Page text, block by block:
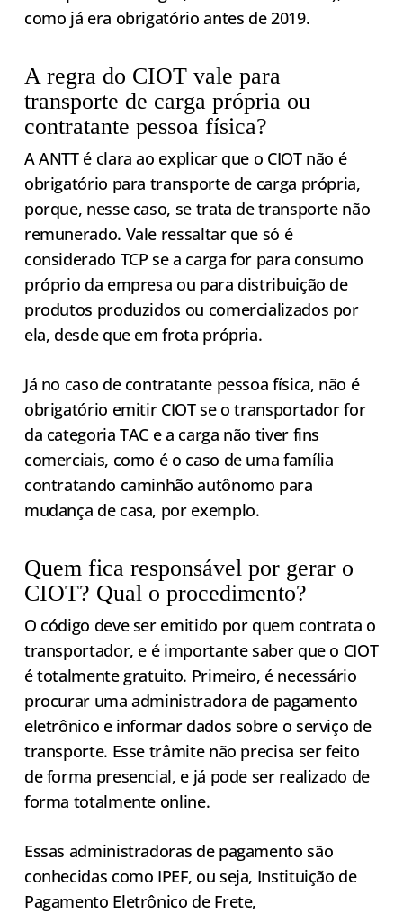
como já era obrigatório antes de 2019.
A regra do CIOT vale para
transporte de carga própria ou
contratante pessoa física?
A ANTT é clara ao explicar que o CIOT não é
obrigatório para transporte de carga própria,
porque, nesse caso, se trata de transporte não
remunerado. Vale ressaltar que só é
considerado TCP se a carga for para consumo
próprio da empresa ou para distribuição de
produtos produzidos ou comercializados por
ela, desde que em frota própria.
Já no caso de contratante pessoa física, não é
obrigatório emitir CIOT se o transportador for
da categoria TAC e a carga não tiver fins
comerciais, como é o caso de uma família
contratando caminhão autônomo para
mudança de casa, por exemplo.
Quem fica responsável por gerar o
CIOT? Qual o procedimento?
O código deve ser emitido por quem contrata o
transportador, e é importante saber que o CIOT
é totalmente gratuito. Primeiro, é necessário
procurar uma administradora de pagamento
eletrônico e informar dados sobre o serviço de
transporte. Esse trâmite não precisa ser feito
de forma presencial, e já pode ser realizado de
forma totalmente online.
Essas administradoras de pagamento são
conhecidas como IPEF, ou seja, Instituição de
Pagamento Eletrônico de Frete,